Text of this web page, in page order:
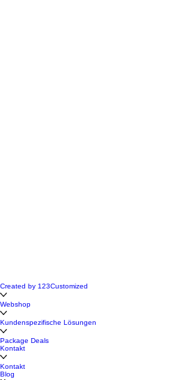
Created by 123Customized
Webshop
Kundenspezifische Lösungen
Package Deals
Kontakt
Kontakt
Blog